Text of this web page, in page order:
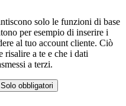
solo le funzioni di base
per esempio di inserire i
al tuo account cliente. Ciò
risalire a te e che i dati
a terzi.
Solo obbligatori